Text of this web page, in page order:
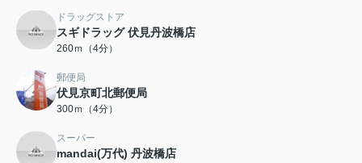
ドラッグストア
スギドラッグ 伏見丹波橋店
260ｍ（4分）
郵便局
伏見京町北郵便局
300ｍ（4分）
スーパー
mandai(万代) 丹波橋店